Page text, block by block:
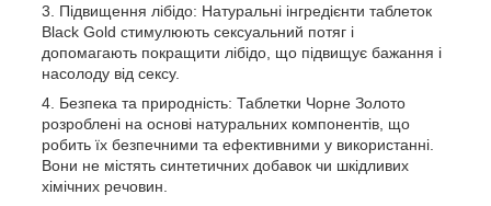
Підвищення лібідо: Натуральні інгредієнти таблеток
Black Gold стимулюють сексуальний потяг і
допомагають покращити лібідо, що підвищує бажання і
насолоду від сексу.
Безпека та природність: Таблетки Чорне Золото
розроблені на основі натуральних компонентів, що
робить їх безпечними та ефективними у використанні.
Вони не містять синтетичних добавок чи шкідливих
хімічних речовин.